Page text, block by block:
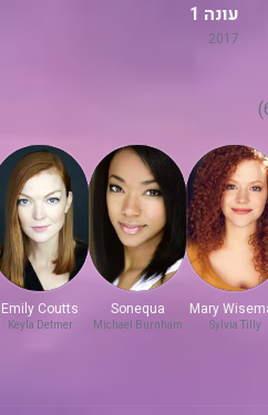
עונה 1
2017
Mary
Sylvia Tilly
Sonequa
Martin-Green
Michael Burnham
Emily Coutts
Keyla Detmer